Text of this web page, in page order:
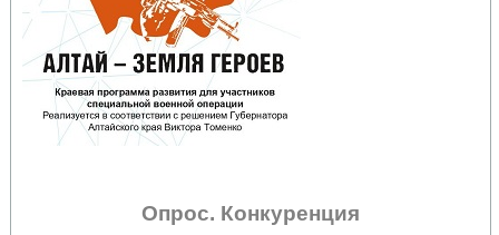
Опрос. Конкуренция